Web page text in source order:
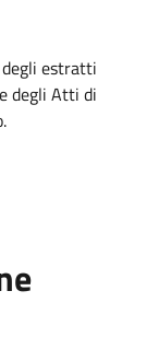
estratti
degli Atti di